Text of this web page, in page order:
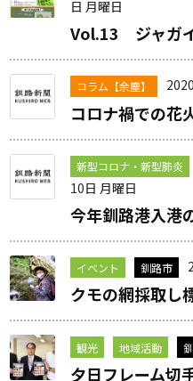
日 月曜日
Vol.13 ジャガ
コラム【余塵】
コロナ禍での花
新型コロナ・新型肺炎
10日 月曜日
今年釧路港入港
イベント 釧路市
クモの網採取し
観光 地域活動
夕日フレーム切